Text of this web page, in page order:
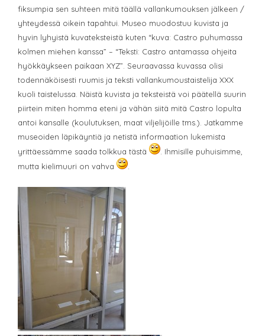
fiksumpia sen suhteen mitä täällä vallankumouksen jälkeen /
yhteydessä oikein tapahtui. Museo muodostuu kuvista ja
hyvin lyhyistä kuvateksteistä kuten “kuva: Castro puhumassa
kolmen miehen kanssa” – “Teksti: Castro antamassa ohjeita
hyökkäykseen paikaan XYZ”. Seuraavassa kuvassa olisi
todennäköisesti ruumis ja teksti vallankumoustaistelija XXX
kuoli taistelussa. Näistä kuvista ja teksteistä voi päätellä suurin
piirtein miten homma eteni ja vähän siitä mitä Castro lopulta
antoi kansalle (koulutuksen, maat viljelijöille tms.). Jatkamme
museoiden läpikäyntiä ja netistä informaation lukemista
yrittäessämme saada tolkkua tästä
. Ihmisille puhuisimme,
mutta kielimuuri on vahva